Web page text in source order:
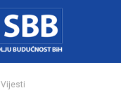
Vijesti